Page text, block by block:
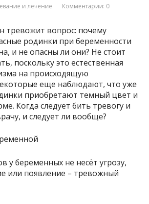
и лечение Комментарии: 0
тревожит вопрос: почему
родинки при беременности
и не опасны ли они? Не стоит
поскольку это естественная
на происходящую
еще наблюдают, что уже
приобретают темный цвет и
Когда следует бить тревогу и
и следует ли вообще?
у беременных не несёт угрозу,
или появление – тревожный